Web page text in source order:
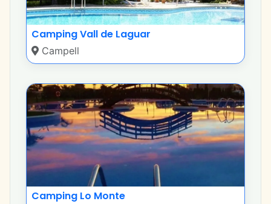
Camping Vall de Laguar
Campell
Camping Lo Monte